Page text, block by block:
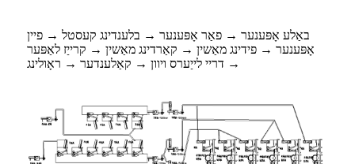
באַלע אָפּענער → פאַר אָפּענער → בלענדינג קעסטל → פיין
אָפּענער → פידינג מאַשין → קאַרדינג מאַשין → קרייַז לאַפּער
→ דריי לייַערס ויוון → קאַלענדער → ראָולינג